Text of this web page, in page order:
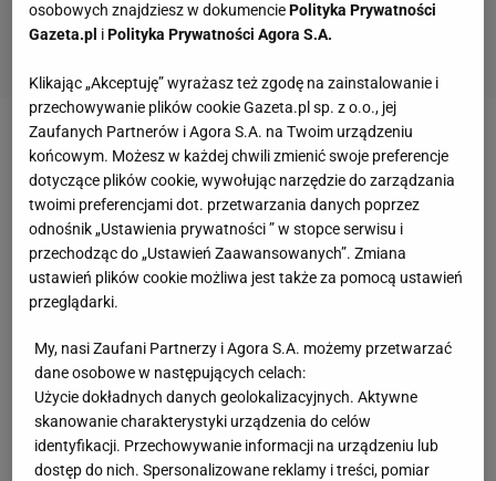
Zobacz wideo14-letnia Maja Chwalińska o
tenisowych marzeniach
Szturm dziennikarzy i fotoreporterów na lotnisku.
Makijażystka tuszowała zarwane noce Chwalińskiej
W niedzielę Maja Chwalińska, jeszcze w Paryżu,
siedziała obok dwóch legend tenisa, których mecze
oglądała jako dziecko. A skoro świetnie poradziła
sobie w rozmowach z Andre Agassim i Johnem
McEnroe, to wiadomo było, że poradzi sobie też bez
osobowych znajdziesz w dokumenciePolityka Prywatności
Gazeta.pl iPolityka Prywatności Agora S.A.
Klikając „Akceptuję” wyrażasz też zgodę na zainstalowanie i
przechowywanie plików cookie Gazeta.pl sp. z o.o., jej
Zaufanych Partnerów i Agora S.A. na Twoim urządzeniu
końcowym. Możesz w każdej chwili zmienić swoje preferencje
dotyczące plików cookie, wywołując narzędzie do zarządzania
twoimi preferencjami dot. przetwarzania danych poprzez
odnośnik „Ustawienia prywatności ” w stopce serwisu i
przechodząc do „Ustawień Zaawansowanych”. Zmiana
ustawień plików cookie możliwa jest także za pomocą ustawień
przeglądarki.
My, nasi Zaufani Partnerzy i Agora S.A. możemy przetwarzać
dane osobowe w następujących celach:
Użycie dokładnych danych geolokalizacyjnych. Aktywne
skanowanie charakterystyki urządzenia do celów
identyfikacji. Przechowywanie informacji na urządzeniu lub
dostęp do nich. Spersonalizowane reklamy i treści, pomiar